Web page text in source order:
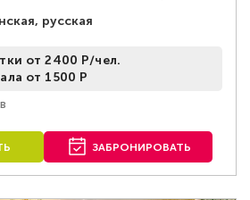
русская
от 2400 Р/чел.
от 1500 Р
ЗАБРОНИРОВАТЬ